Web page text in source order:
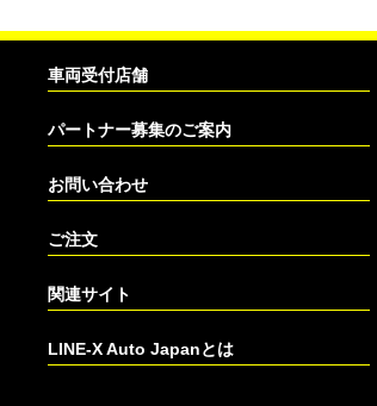
車両受付店舗
パートナー募集のご案内
お問い合わせ
ご注文
関連サイト
LINE-X Auto Japanとは